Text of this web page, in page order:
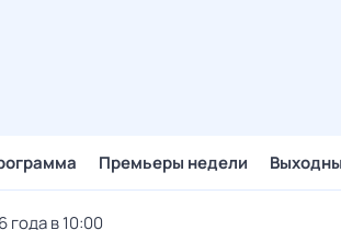
Премьеры недели
года в 10:00